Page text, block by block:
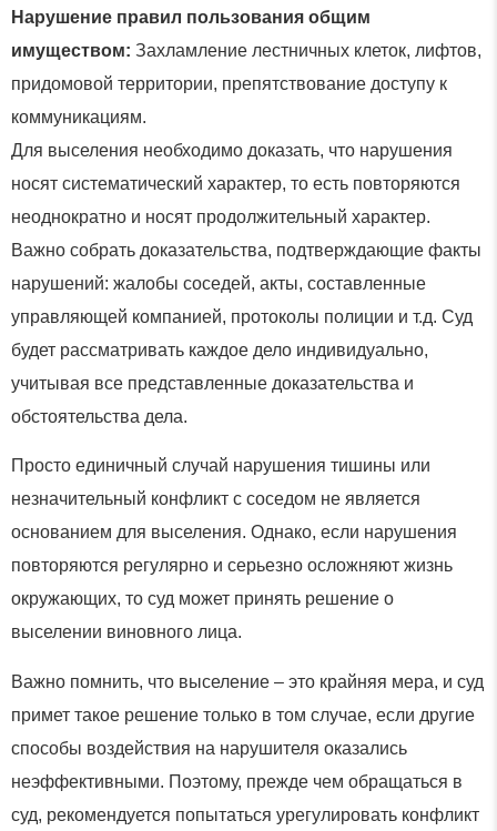
Нарушение правил пользования общим
имуществом: Захламление лестничных клеток, лифтов,
придомовой территории, препятствование доступу к
коммуникациям.
Для выселения необходимо доказать, что нарушения
носят систематический характер, то есть повторяются
неоднократно и носят продолжительный характер.
Важно собрать доказательства, подтверждающие факты
нарушений: жалобы соседей, акты, составленные
управляющей компанией, протоколы полиции и т.д. Суд
будет рассматривать каждое дело индивидуально,
учитывая все представленные доказательства и
обстоятельства дела.
Просто единичный случай нарушения тишины или
незначительный конфликт с соседом не является
основанием для выселения. Однако, если нарушения
повторяются регулярно и серьезно осложняют жизнь
окружающих, то суд может принять решение о
выселении виновного лица.
Важно помнить, что выселение – это крайняя мера, и суд
примет такое решение только в том случае, если другие
способы воздействия на нарушителя оказались
неэффективными. Поэтому, прежде чем обращаться в
суд, рекомендуется попытаться урегулировать конфликт